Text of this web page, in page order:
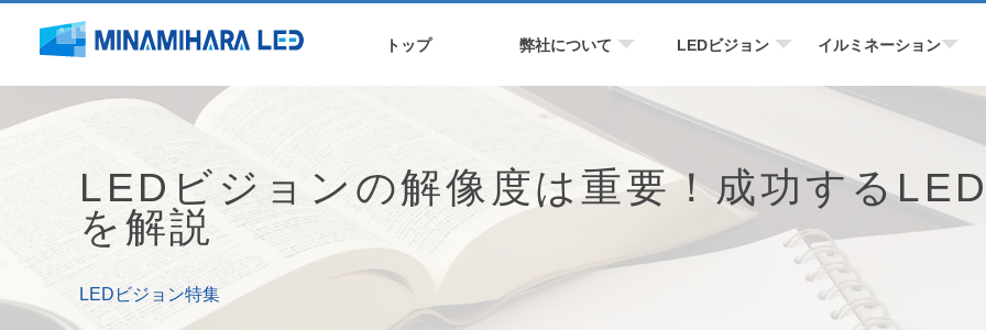
トップ 弊社について LEDビジョン イルミネーション
LEDビジョンの解像度は重要！成功する
を解説
LEDビジョン特集